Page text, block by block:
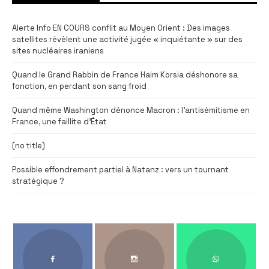
Alerte Info EN COURS conflit au Moyen Orient : Des images
satellites révèlent une activité jugée « inquiétante » sur des
sites nucléaires iraniens
Quand le Grand Rabbin de France Haim Korsia déshonore sa
fonction, en perdant son sang froid
Quand même Washington dénonce Macron : l’antisémitisme en
France, une faillite d’État
(no title)
Possible effondrement partiel à Natanz : vers un tournant
stratégique ?